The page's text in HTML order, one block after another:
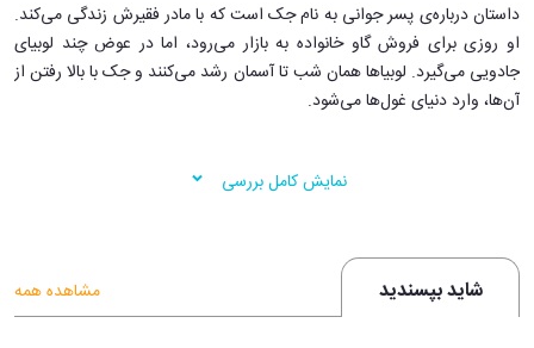
داستان درباره‌ی پسر جوانی به نام جک است که با مادر فقیرش زندگی می‌کند.
او روزی برای فروش گاو خانواده به بازار می‌رود، اما در عوض چند لوبیای
جادویی می‌گیرد. لوبیاها همان شب تا آسمان رشد می‌کنند و جک با بالا رفتن از
آن‌ها، وارد دنیای غول‌ها می‌شود.
روبه‌رو شدن با غول ترسناک گرفته تا یافتن چنگ جادویی و مرغی که تخم طلا
ویژگی‌های آموزشی کتاب
نمایش کامل بررسی
شاید بپسندید مشاهده همه